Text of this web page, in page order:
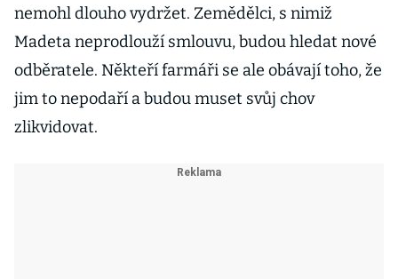
nemohl dlouho vydržet. Zemědělci, s nimiž
Madeta neprodlouží smlouvu, budou hledat nové
odběratele. Někteří farmáři se ale obávají toho, že
jim to nepodaří a budou muset svůj chov
zlikvidovat.